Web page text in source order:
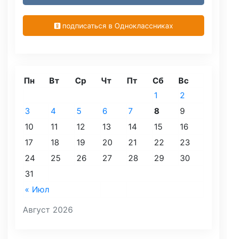
подписаться в Одноклассниках
Август 2026
Пн Вт Ср Чт Пт Сб Вс
« Июл
1
2
3
4 5 6 7 8
9
10
11 12 13 14 15
16
17
18 19 20 21 22
23
24
25 26 27 28 29
30
31